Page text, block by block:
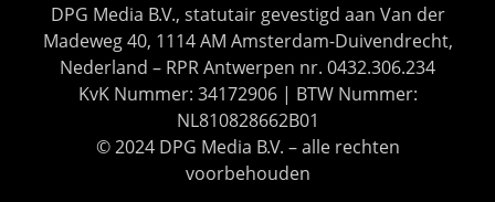
DPG Media B.V., statutair gevestigd aan Van der
Madeweg 40, 1114 AM Amsterdam-Duivendrecht,
Nederland – RPR Antwerpen nr. 0432.306.234
KvK Nummer: 34172906 | BTW Nummer:
NL810828662B01
© 2024 DPG Media B.V. – alle rechten
voorbehouden